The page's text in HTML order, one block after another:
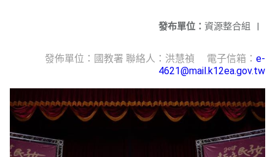
發布單位： 資源整合組 |
發佈單位：國教署 聯絡人：洪慧禎 電子信箱： e-
4621@mail.k12ea.gov.tw